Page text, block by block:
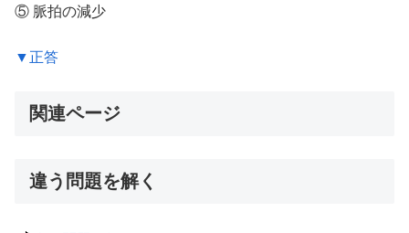
⑤ 脈拍の減少
▼正答
関連ページ
違う問題を解く